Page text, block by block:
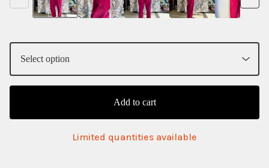
Add to cart
Limited quantities available